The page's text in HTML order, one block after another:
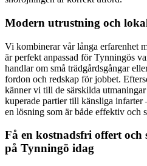
Modern utrustning och
Vi kombinerar vår långa erfarenhet
är perfekt anpassad för Tynningös
handlar om små trädgårdsgångar
fordon och redskap för jobbet.
känner vi till de särskilda
kuperade partier till känsliga
en lösning som är både effektiv och
Få en kostnadsfri offert
på Tynningö idag